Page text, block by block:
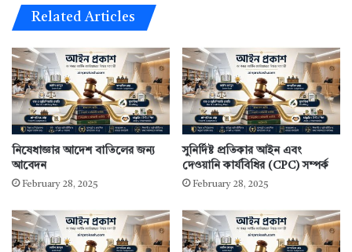
Related Articles
নিষেধাজ্ঞার আদেশ বাতিলের জন্য
আবেদন
February 28, 2025
সুনির্দিষ্ট প্রতিকার আইন এবং
দেওয়ানি কার্যবিধির (CPC) সম্পর্ক
February 28, 2025